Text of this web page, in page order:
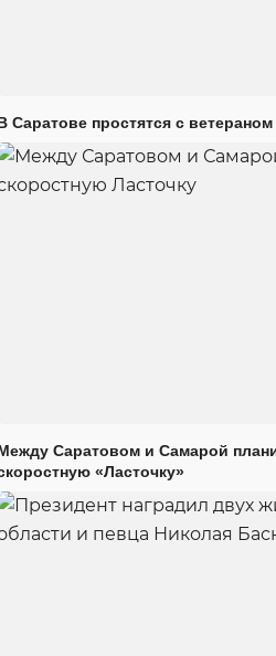
Саратове простятся с
Саратовом и Самарой
«Ласточку»